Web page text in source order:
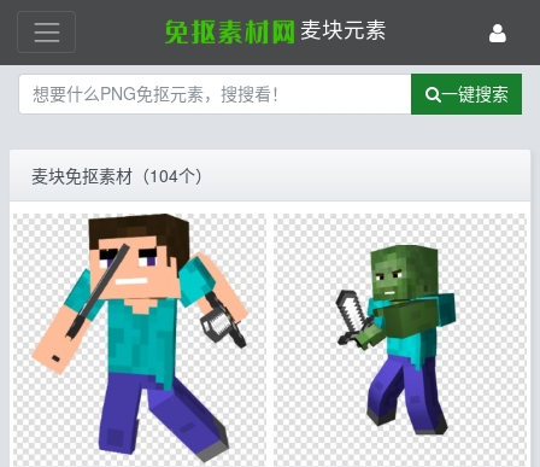
麦块元素
一键搜索
麦块免抠素材（104个）